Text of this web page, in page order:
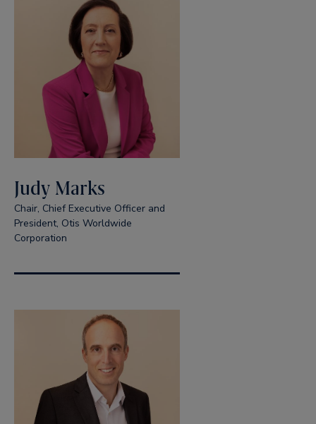
Judy Marks
Chair, Chief Executive Officer and
President, Otis Worldwide
Corporation